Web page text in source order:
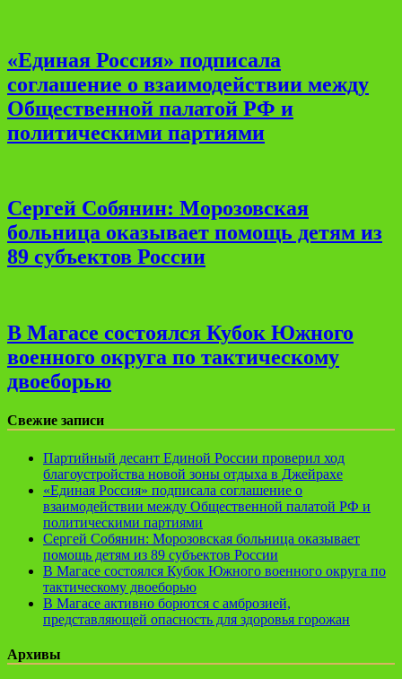
«Единая Россия» подписала
соглашение о взаимодействии между
Общественной палатой РФ и
политическими партиями
Сергей Собянин: Морозовская
больница оказывает помощь детям из
89 субъектов России
В Магасе состоялся Кубок Южного
военного округа по тактическому
двоеборью
Свежие записи
Партийный десант Единой России проверил ход
благоустройства новой зоны отдыха в Джейрахе
«Единая Россия» подписала соглашение о
взаимодействии между Общественной палатой РФ и
политическими партиями
Сергей Собянин: Морозовская больница оказывает
помощь детям из 89 субъектов России
В Магасе состоялся Кубок Южного военного округа по
тактическому двоеборью
В Магасе активно борются с амброзией,
представляющей опасность для здоровья горожан
Архивы